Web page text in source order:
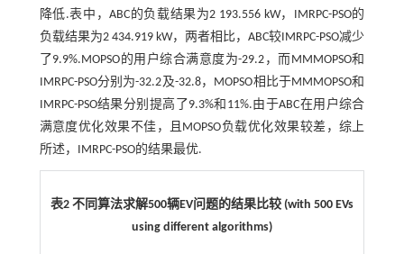
降低.表中，ABC的负载结果为2 193.556 kW，IMRPC-PSO的
负载结果为2 434.919 kW，两者相比，ABC较IMRPC-PSO减少
了9.9%.MOPSO的用户综合满意度为-29.2，而MMMOPSO和
IMRPC-PSO分别为-32.2及-32.8，MOPSO相比于MMMOPSO和
IMRPC-PSO结果分别提高了9.3%和11%.由于ABC在用户综合
满意度优化效果不佳，且MOPSO负载优化效果较差，综上
所述，IMRPC-PSO的结果最优.
表2 不同算法求解500辆EV问题的结果比较 (with 500 EVs
using different algorithms)